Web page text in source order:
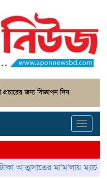
মা’ম’লায় ম্যানেজার